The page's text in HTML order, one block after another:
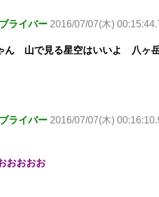
ライバー 2016/07/07(木)
ん 山で見る星空はいいよ 八ヶ岳
ライバー 2016/07/07(木)
おおおお